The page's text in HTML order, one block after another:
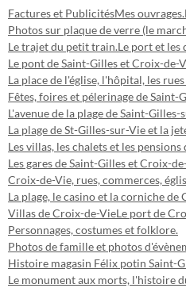
Factures et PublicitésMes ouvrages.
Photos sur plaque de verre (le
Le trajet du petit train.Le port et les
Le pont de Saint-Gilles et Croix-de-
La place de l'église, l'hôpital, les
Fêtes, foires et pélerinage de
L'avenue de la plage de Saint-Gilles-
La plage de St-Gilles-sur-Vie et la
Les villas, les chalets et les
Les gares de Saint-Gilles et Croix-
Croix-de-Vie, rues, commerces,
La plage, le casino et la corniche de
Villas de Croix-de-VieLe port de
Personnages, costumes et folklore.
Photos de famille et photos
Histoire magasin Félix potin Saint-
Le monument aux morts, l'histoire